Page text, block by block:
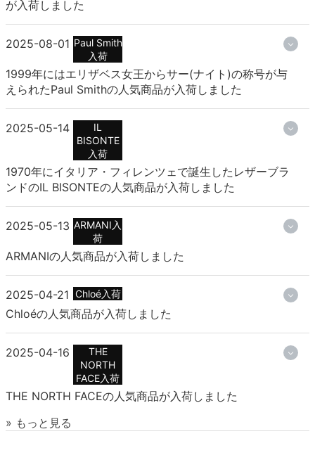
が入荷しました
2025-08-01 Paul Smith
入荷
1999年にはエリザベス女王からサー(ナイト)の称号が与
えられたPaul Smithの人気商品が入荷しました
2025-05-14
IL
BISONTE
入荷
1970年にイタリア・フィレンツェで誕生したレザーブラ
ンドのIL BISONTEの人気商品が入荷しました
2025-05-13 ARMANI入
荷
ARMANIの人気商品が入荷しました
2025-04-21 Chloé入荷
Chloéの人気商品が入荷しました
2025-04-16
THE
NORTH
FACE入荷
THE NORTH FACEの人気商品が入荷しました
» もっと見る